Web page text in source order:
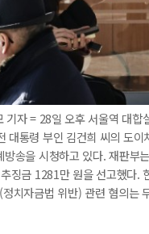
기자 = 28일 오후 서울역 대
대통령 부인 김건희 씨의 도
송을 시청하고 있다. 재판부
징금 1281만 원을 선고했다.
정치자금법 위반) 관련 혐의